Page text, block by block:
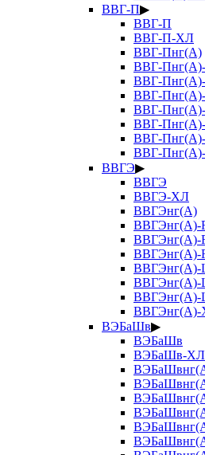
ВВГ-П▶
ВВГ-П
ВВГ-П-ХЛ
ВВГ-Пнг(А)
ВВГ-
ВВГ-
ВВГ-
ВВГ-
ВВГ-
ВВГ-
ВВГ-
ВВГЭ▶
ВВГЭ
ВВГЭ-ХЛ
ВВГЭнг(А)
ВВГЭнг(А)-
ВВГЭнг(А)-
ВВГЭнг(А)-
ВВГЭнг(А)-
ВВГЭнг(А)-
ВВГЭнг(А)-
ВЭБаШв▶
ВЭБаШв
ВЭБаШв-ХЛ